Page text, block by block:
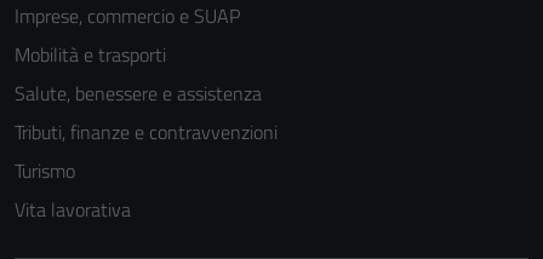
Imprese, commercio e SUAP
Mobilità e trasporti
Salute, benessere e assistenza
Tributi, finanze e contravvenzioni
Turismo
Vita lavorativa